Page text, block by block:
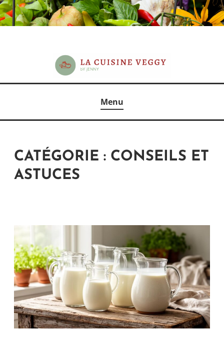
Skip
to
Menu
CATÉGORIE : CONSEILS ET
ASTUCES